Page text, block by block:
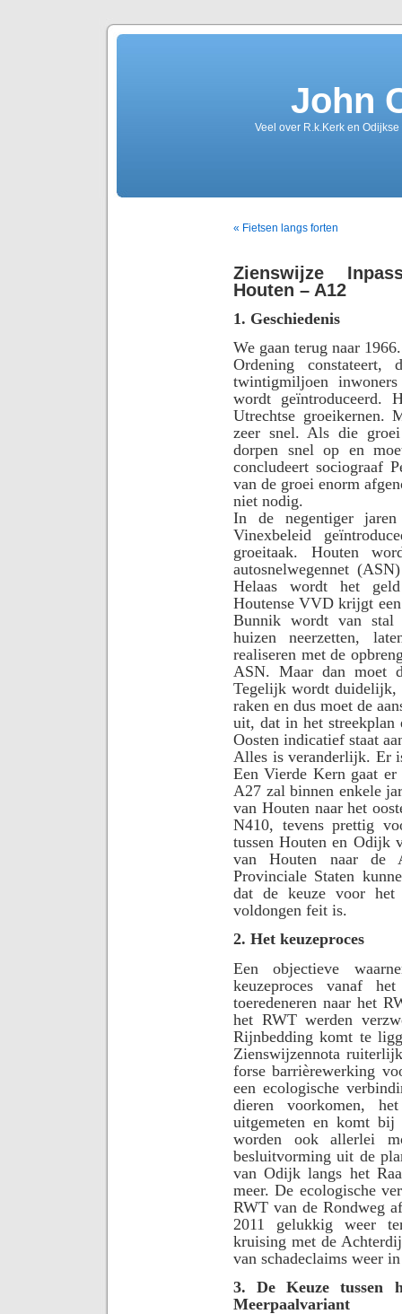
John
Veel over R.k.Kerk en
« Fietsen langs forten
Zienswijze
Houten – A12
1. Geschiedenis
We gaan terug naar
Ordening
twintigmiljoen
wordt geïntroduceerd.
Utrechtse groeikernen.
zeer snel. Als die
dorpen snel op en
concludeert sociograaf
van de groei enorm
niet nodig.
In de negentiger
Vinexbeleid
groeitaak. Houten
autosnelwegennet
Helaas wordt het
Houtense VVD krijgt
Bunnik wordt van stal
huizen neerzetten,
realiseren met de
ASN. Maar dan moet
Tegelijk wordt duidelijk,
raken en dus moet de
uit, dat in het streekplan
Oosten indicatief staat
Alles is veranderlijk. Er
Een Vierde Kern gaat
A27 zal binnen enkele
van Houten naar het
N410, tevens prettig
tussen Houten en Odijk
van Houten naar de
Provinciale Staten
dat de keuze voor het
voldongen feit is.
2. Het keuzeproces
Een objectieve
keuzeproces vanaf
toeredeneren naar het
het RWT werden
Rijnbedding komt te
Zienswijzennota
forse barrièrewerking
een ecologische
dieren voorkomen,
uitgemeten en komt
worden ook allerlei
besluitvorming uit de
van Odijk langs het
meer. De ecologische
RWT van de Rondweg
2011 gelukkig weer
kruising met de
van schadeclaims weer
3. De Keuze tussen
Meerpaalvariant